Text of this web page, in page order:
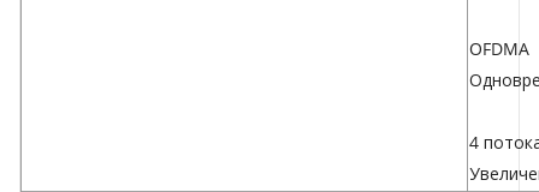
OFDMA
4